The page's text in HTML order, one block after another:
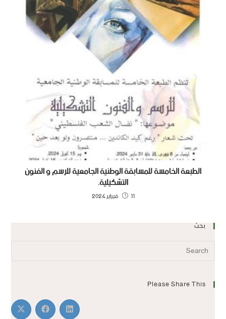
الطبعة الخامسة للمسابقة الوطنية الجامعية للرسم و الفنون
التشكيلية.
11 فبراير 2024
بحث
Please Share This